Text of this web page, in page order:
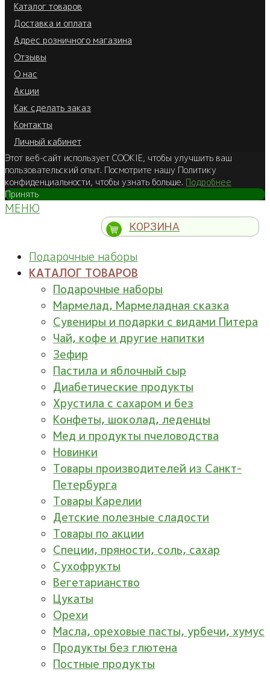
Каталог товаров
Доставка и оплата
Адрес розничного магазина
Отзывы
О нас
Акции
Как сделать заказ
Контакты
Личный кабинет
Этот веб-сайт использует COOKIE, чтобы улучшить ваш
пользовательский опыт. Посмотрите нашу Политику
конфиденциальности, чтобы узнать больше. Подробнее
Принять
МЕНЮ
КОРЗИНА
Подарочные наборы
КАТАЛОГ ТОВАРОВ
Подарочные наборы
Мармелад, Мармеладная сказка
Сувениры и подарки с видами Питера
Чай, кофе и другие напитки
Зефир
Пастила и яблочный сыр
Диабетические продукты
Хрустила с сахаром и без
Конфеты, шоколад, леденцы
Мед и продукты пчеловодства
Новинки
Товары производителей из Санкт-
Петербурга
Товары Карелии
Детские полезные сладости
Товары по акции
Специи, пряности, соль, сахар
Сухофрукты
Вегетарианство
Цукаты
Орехи
Масла, ореховые пасты, урбечи, хумус
Продукты без глютена
Постные продукты